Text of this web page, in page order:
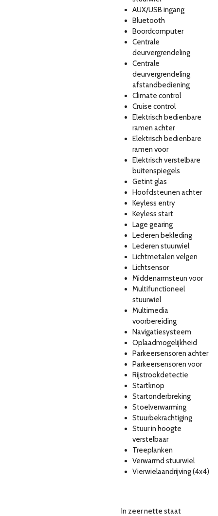
AUX/USB ingang
Bluetooth
Boordcomputer
Centrale
deurvergrendeling
Centrale
deurvergrendeling
afstandbediening
Climate control
Cruise control
Elektrisch bedienbare
ramen achter
Elektrisch bedienbare
ramen voor
Elektrisch verstelbare
buitenspiegels
Getint glas
Hoofdsteunen achter
Keyless entry
Keyless start
Lage gearing
Lederen bekleding
Lederen stuurwiel
Lichtmetalen velgen
Lichtsensor
Middenarmsteun voor
Multifunctioneel
stuurwiel
Multimedia
voorbereiding
Navigatiesysteem
Oplaadmogelijkheid
Parkeersensoren achter
Parkeersensoren voor
Rijstrookdetectie
Startknop
Startonderbreking
Stoelverwarming
Stuurbekrachtiging
Stuur in hoogte
verstelbaar
Treeplanken
Verwarmd stuurwiel
Vierwielaandrijving (4x4)
In zeer nette staat